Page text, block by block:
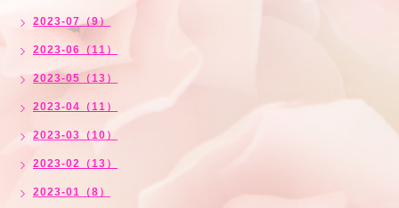
2023-07（9）
2023-06（11）
2023-05（13）
2023-04（11）
2023-03（10）
2023-02（13）
2023-01（8）